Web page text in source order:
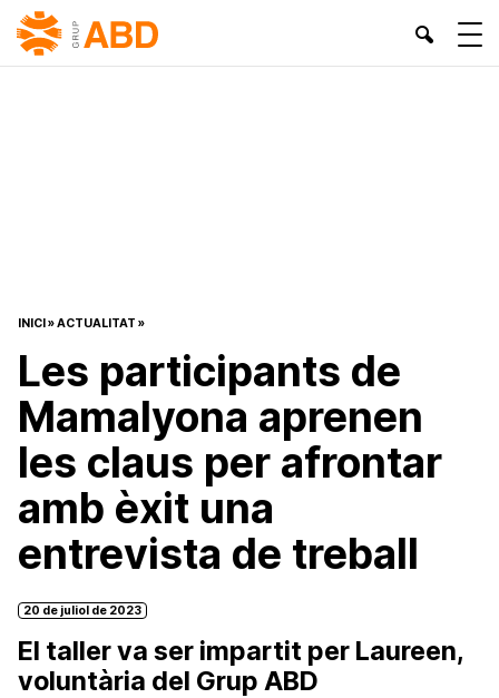
INICI»ACTUALITAT »
Les participants de
Mamalyona aprenen
les claus per afrontar
amb èxit una
entrevista de treball
20 de juliol de 2023
El taller va ser impartit per Laureen,
voluntària del Grup ABD